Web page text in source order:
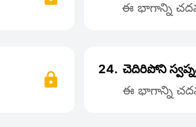
ఈ భాగాన్ని
24. చెదిరిపోని
ఈ భాగాన్ని